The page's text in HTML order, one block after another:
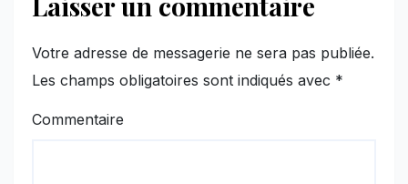
Votre adresse de messagerie ne sera pas publiée.
Les champs obligatoires sont indiqués avec *
Commentaire